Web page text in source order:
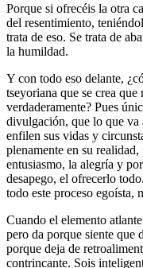
Porque si ofrecéis la otra
del resentimiento,
trata de eso. Se trata de
la humildad.
Y con todo eso delante,
tseyoriana que se crea
verdaderamente? Pues
divulgación, que lo que va
enfilen sus vidas y
plenamente en su
entusiasmo, la alegría y
desapego, el ofrecerlo
todo este proceso egoísta,
Cuando el elemento
pero da porque siente que
porque deja de
contrincante. Sois